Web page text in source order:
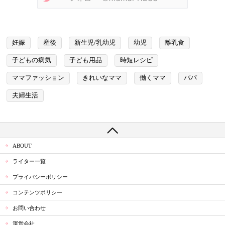
妊娠 産後 新生児/乳幼児 幼児 離乳食
子どもの病気 子ども用品 時短レシピ
ママファッション きれいなママ 働くママ パパ
夫婦生活
ABOUT
ライター一覧
プライバシーポリシー
コンテンツポリシー
お問い合わせ
運営会社